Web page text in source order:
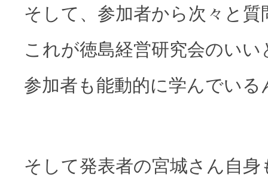
そして、参加者から次々と
これが徳島経営研究会のいい
参加者も能動的に学んでいる
そして発表者の宮城さん自身